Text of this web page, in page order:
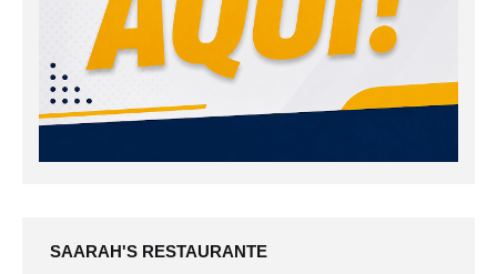
SAARAH'S RESTAURANTE